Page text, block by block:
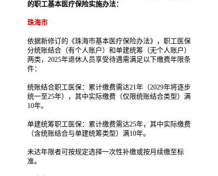
的职工基本医疗保险实施办法：
珠海市
依据新修订的《珠海市基本医疗保险办法》，职工医保
分统账结合（有个人账户）和单建统筹（无个人账户）
两类，2025年退休人员享受待遇需满足以下缴费年限条
件：
统账结合职工医保：累计缴费需达21年（2029年将逐步
统一至25年），其中实际缴费（仅限统账结合类型）满
10年。
单建统筹职工医保：累计缴费需达25年，其中实际缴费
（含统账结合与单建统筹类型）满10年。
未达年限者可按规定选择一次性补缴或按月续缴至标
准。